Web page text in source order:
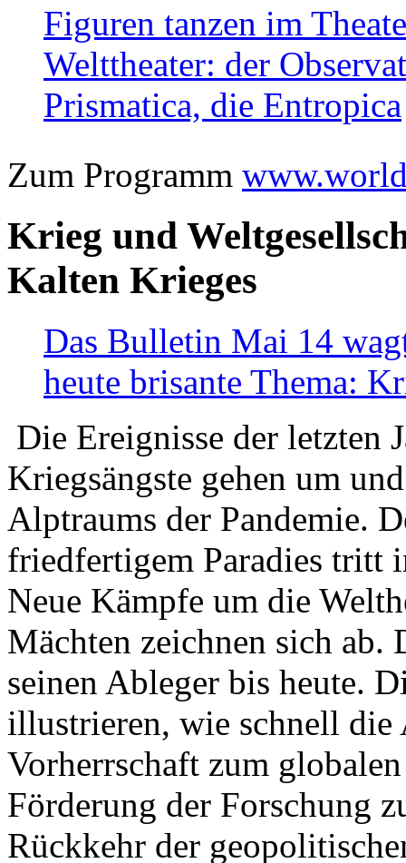
Figuren tanzen im
Welttheater: der
Prismatica, die Entropica
Zum Programm
Krieg und
Kalten Krieges
Das Bulletin Mai 14
heute brisante Thema:
Die Ereignisse der letzten
Kriegsängste gehen um
Alptraums der Pandemie.
friedfertigem Paradies tritt
Neue Kämpfe um die
Mächten zeichnen sich
seinen Ableger bis heute.
illustrieren, wie schnell die
Vorherrschaft zum
Förderung der Forschung
Rückkehr der